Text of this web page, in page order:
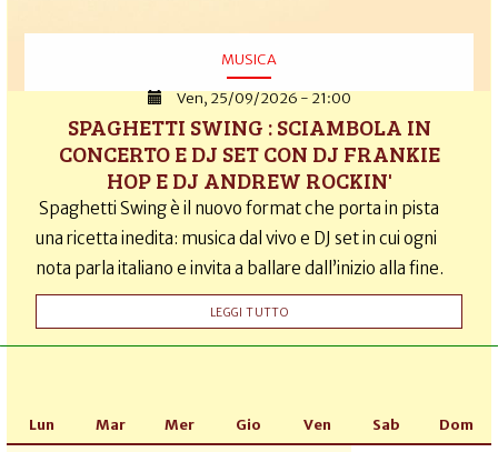
MUSICA
Ven, 25/09/2026 - 21:00
SPAGHETTI SWING : SCIAMBOLA IN
CONCERTO E DJ SET CON DJ FRANKIE
HOP E DJ ANDREW ROCKIN'
Spaghetti Swing è il nuovo format che porta in pista
una ricetta inedita: musica dal vivo e DJ set in cui ogni
nota parla italiano e invita a ballare dall’inizio alla fine.
LEGGI TUTTO
Lun Mar Mer Gio Ven Sab Dom